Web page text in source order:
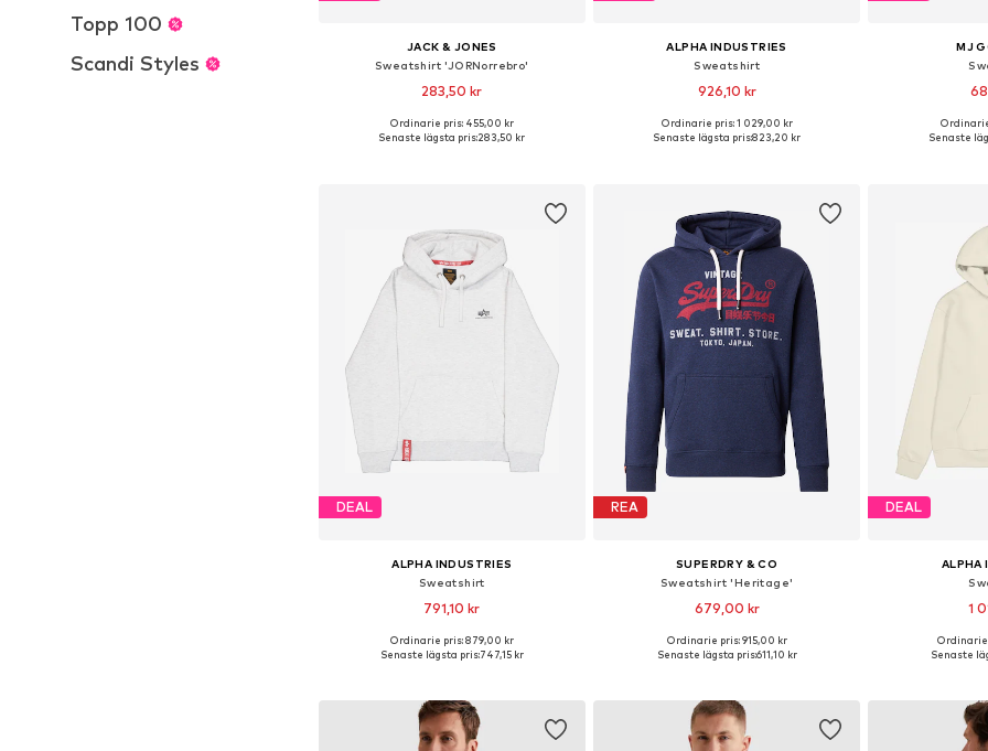
Topp 100
Scandi Styles
JACK & JONES
Sweatshirt 'JORNorrebro'
283,50 kr
+7
Tillgänglig i många storlekar
Ordinarie pris: 455,00 kr
Senaste lägsta pris:283,50 kr
ALPHA INDUSTRIES
Sweatshirt
926,10 kr
Tillgängliga storlekar: S, M, L, XXXL
Ordinarie pris: 1 029,00 kr
Senaste lägsta pris:823,20 kr
MJ
Tillgänglig
Senaste
DEAL
ALPHA INDUSTRIES
Sweatshirt
791,10 kr
Ordinarie pris: 879,00 kr
Senaste lägsta pris:747,15 kr
REA
SUPERDRY & CO
Sweatshirt 'Heritage'
679,00 kr
Tillgängliga storlekar: S, L, XXL, XXXL
Ordinarie pris: 915,00 kr
Senaste lägsta pris:611,10 kr
DEAL
ALPHA
1
Ordinarie
Senaste